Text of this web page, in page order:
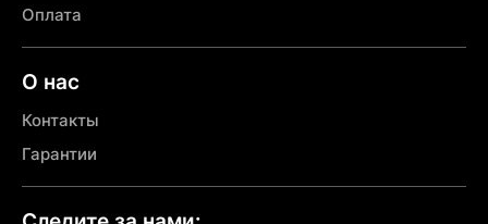
Оплата
О нас
Контакты
Гарантии